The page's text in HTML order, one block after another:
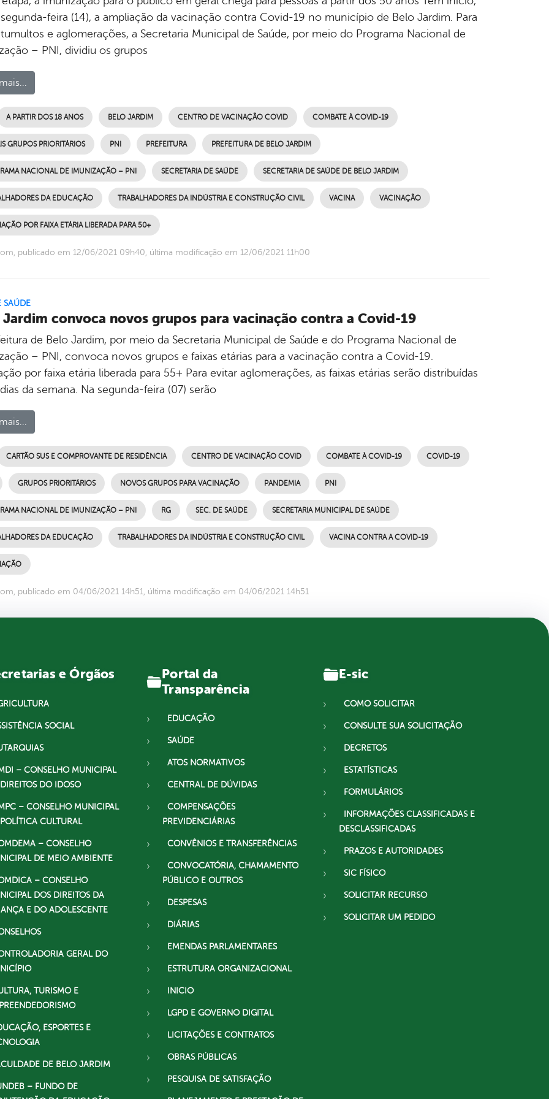
feira (14), a ampliação da vacinação contra Covid-19 no município de Belo Jardim. Para
e aglomerações, a Secretaria Municipal de Saúde, por meio do Programa Nacional de
– PNI, dividiu os grupos
A PARTIR DOS 18 ANOS BELO JARDIM CENTRO DE VACINAÇÃO COVID COMBATE À COVID-19
GRUPOS PRIORITÁRIOS PNI PREFEITURA PREFEITURA DE BELO JARDIM
NACIONAL DE IMUNIZAÇÃO – PNI SECRETARIA DE SAÚDE SECRETARIA DE SAÚDE DE BELO JARDIM
DA EDUCAÇÃO TRABALHADORES DA INDÚSTRIA E CONSTRUÇÃO CIVIL VACINA VACINAÇÃO
POR FAIXA ETÁRIA LIBERADA PARA 50+
publicado em 12/06/2021 09h40, última modificação em 12/06/2021 11h00
SAÚDE
convoca novos grupos para vacinação contra a Covid-19
de Belo Jardim, por meio da Secretaria Municipal de Saúde e do Programa Nacional de
– PNI, convoca novos grupos e faixas etárias para a vacinação contra a Covid-19.
por faixa etária liberada para 55+ Para evitar aglomerações, as faixas etárias serão distribuídas
da semana. Na segunda-feira (07) serão
CARTÃO SUS E COMPROVANTE DE RESIDÊNCIA CENTRO DE VACINAÇÃO COVID COMBATE À COVID-19 COVID-19
GRUPOS PRIORITÁRIOS NOVOS GRUPOS PARA VACINAÇÃO PANDEMIA PNI
NACIONAL DE IMUNIZAÇÃO – PNI RG SEC. DE SAÚDE SECRETARIA MUNICIPAL DE SAÚDE
DA EDUCAÇÃO TRABALHADORES DA INDÚSTRIA E CONSTRUÇÃO CIVIL VACINA CONTRA A COVID-19
publicado em 04/06/2021 14h51, última modificação em 04/06/2021 14h51
e Órgãos
SOCIAL
– CONSELHO MUNICIPAL
DO IDOSO
– CONSELHO MUNICIPAL
CULTURAL
– CONSELHO
DE MEIO AMBIENTE
– CONSELHO
DOS DIREITOS DA
E DO ADOLESCENTE
GERAL DO
TURISMO E
ESPORTES E
DE BELO JARDIM
– FUNDO DE
Portal da
Transparência
EDUCAÇÃO
SAÚDE
ATOS NORMATIVOS
CENTRAL DE DÚVIDAS
COMPENSAÇÕES
PREVIDENCIÁRIAS
CONVÊNIOS E TRANSFERÊNCIAS
CONVOCATÓRIA, CHAMAMENTO
PÚBLICO E OUTROS
DESPESAS
DIÁRIAS
EMENDAS PARLAMENTARES
ESTRUTURA ORGANIZACIONAL
INICIO
LGPD E GOVERNO DIGITAL
LICITAÇÕES E CONTRATOS
OBRAS PÚBLICAS
PESQUISA DE SATISFAÇÃO
E-sic
COMO SOLICITAR
CONSULTE SUA SOLICITAÇÃO
DECRETOS
ESTATÍSTICAS
FORMULÁRIOS
INFORMAÇÕES CLASSIFICADAS E
DESCLASSIFICADAS
PRAZOS E AUTORIDADES
SIC FÍSICO
SOLICITAR RECURSO
SOLICITAR UM PEDIDO